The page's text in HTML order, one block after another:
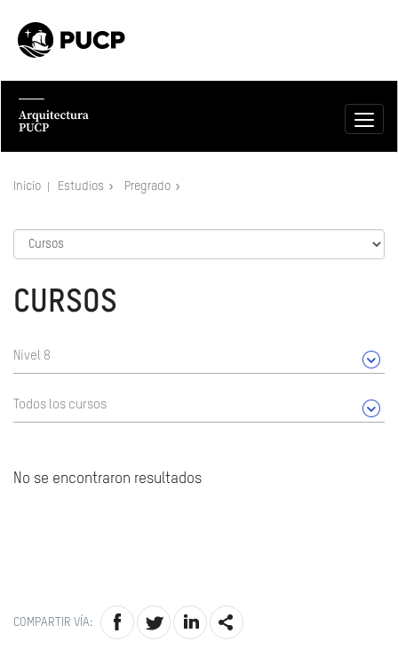
Inicio Estudios Pregrado
CURSOS
Nivel 8
Todos los cursos
No se encontraron resultados
COMPARTIR VÍA: